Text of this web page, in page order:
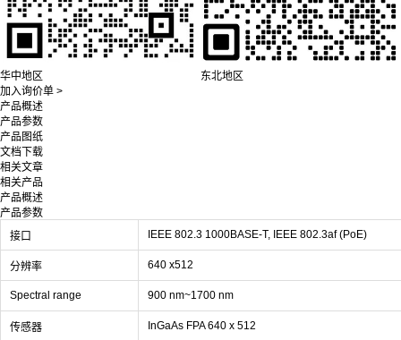
华中地区
东北地区
加入询价单 >
产品概述
产品参数
产品图纸
文档下载
相关文章
相关产品
产品概述
产品参数
接口
IEEE 802.3 1000BASE-T, IEEE 802.3af (PoE)
分辨率 640 x512
Spectral range 900 nm~1700 nm
传感器 InGaAs FPA 640 x 512